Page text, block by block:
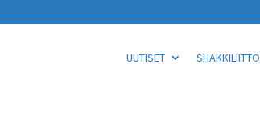
UUTISET SHAKKILIITTO